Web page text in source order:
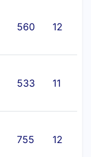
560 12
533 11
755 12